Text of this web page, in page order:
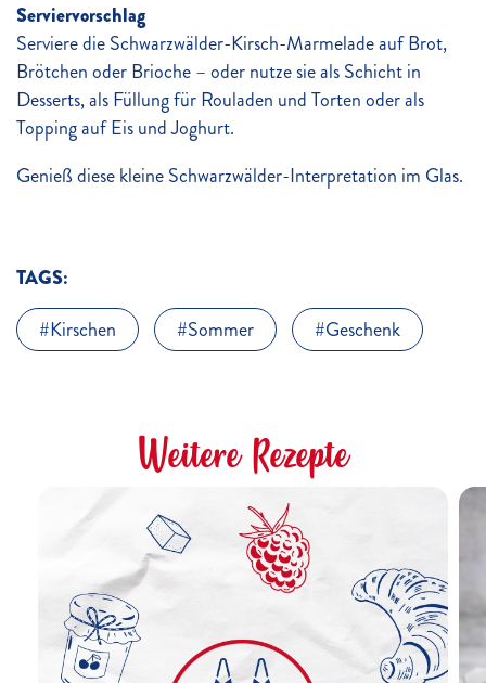
Serviervorschlag
Serviere die Schwarzwälder-Kirsch-Marmelade auf Brot,
Brötchen oder Brioche – oder nutze sie als Schicht in
Desserts, als Füllung für Rouladen und Torten oder als
Topping auf Eis und Joghurt.
Genieß diese kleine Schwarzwälder-Interpretation im Glas.
TAGS:
Kirschen
Sommer Geschenk
Weitere Rezepte